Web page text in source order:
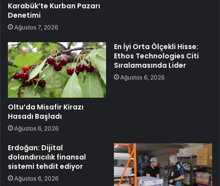
Karabük’te Kurban Pazarı
Denetimi
Ağustos 7, 2026
Oltu’da Misafir Kirazı
Hasadı Başladı
Ağustos 6, 2026
En İyi Orta Ölçekli Hisse:
Ethos Technologies Citi
Sıralamasında Lider
Ağustos 6, 2026
Erdoğan: Dijital
dolandırıcılık finansal
sistemi tehdit ediyor
Ağustos 6, 2026